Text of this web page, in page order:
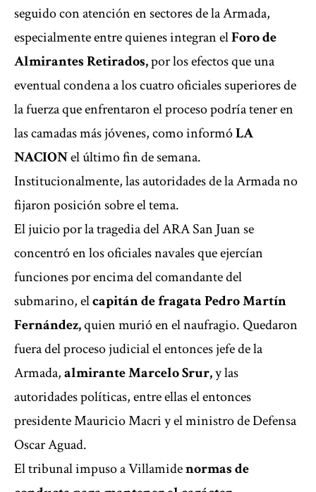
seguido con atención en sectores de la Armada,
especialmente entre quienes integran elForo de
Almirantes Retirados,por los efectos que una
eventual condena a los cuatro oficiales superiores de
la fuerza que enfrentaron el proceso podría tener en
las camadas más jóvenes, como informóLA
NACIONel último fin de semana.
Institucionalmente, las autoridades de la Armada no
fijaron posición sobre el tema.
Eljuicio por la tragedia del ARA San Juanse
concentró en los oficiales navales que ejercían
funciones por encima del comandante del
submarino, elcapitán de fragata Pedro Martín
Fernández,quien murió en el naufragio. Quedaron
fuera del proceso judicial el entonces jefe de la
Armada,almirante Marcelo Srur,y las
autoridades políticas, entre ellas el entonces
presidente Mauricio Macri y el ministro de Defensa
Oscar Aguad.
El tribunal impuso a Villamidenormas de